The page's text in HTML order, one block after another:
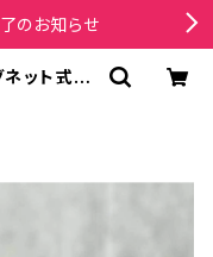
のお知らせ
ット式ワ
ブラック